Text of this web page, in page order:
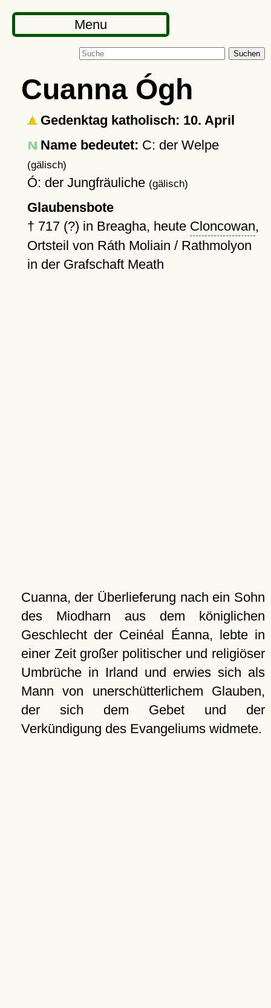
Menu
Suchen
Cuanna Ógh
Gedenktag katholisch: 10. April
Name bedeutet: C: der Welpe
(gälisch)
Ó: der Jungfräuliche (gälisch)
Glaubensbote
† 717 (?) in Breagha, heute Cloncowan,
Ortsteil von Ráth Moliain / Rathmolyon
in der Grafschaft Meath
Cuanna, der Überlieferung nach ein Sohn
des Miodharn aus dem königlichen
Geschlecht der Ceinéal Éanna, lebte in
einer Zeit großer politischer und religiöser
Umbrüche in Irland und erwies sich als
Mann von unerschütterlichem Glauben,
der sich dem Gebet und der
Verkündigung des Evangeliums widmete.